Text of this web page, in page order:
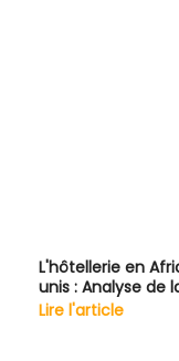
L'hôtellerie en
unis : Analyse de
Lire l'article